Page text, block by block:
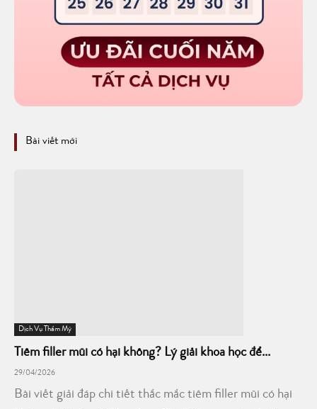
Bài viết mới
Dịch Vụ Thẩm Mỹ
Tiêm filler mũi có hại không? Lý giải khoa học để...
29/04/2026
Bài viết giải đáp chi tiết thắc mắc tiêm filler mũi có hại